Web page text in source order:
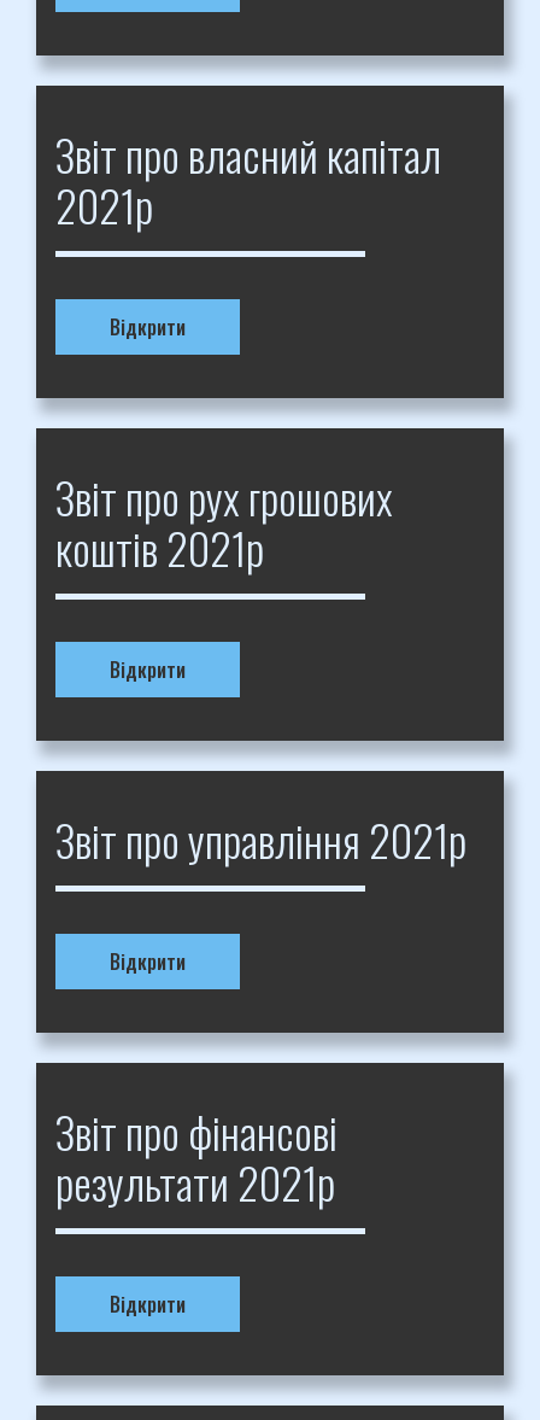
Звіт про власний капітал
2021р
Відкрити
Звіт про рух грошових
коштів 2021р
Відкрити
Звіт про управління 2021р
Відкрити
Звіт про фінансові
результати 2021р
Відкрити